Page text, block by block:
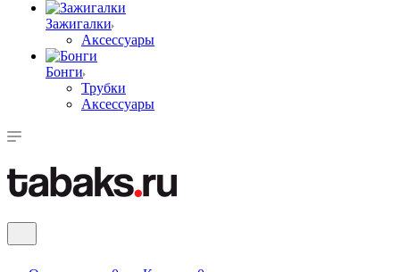
Зажигалки
Аксессуары
Бонги
Трубки
Аксессуары